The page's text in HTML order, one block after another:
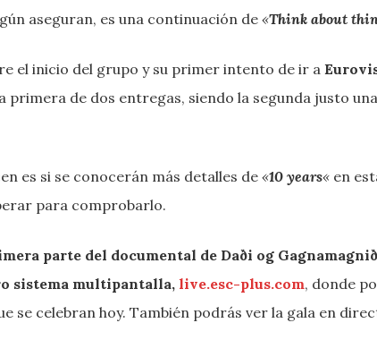
aseguran, es una continuación de «Think about
el inicio del grupo y su primer intento de ir a
primera de dos entregas, siendo la segunda justo
es si se conocerán más detalles de «10 years« en
para comprobarlo.
parte del documental de Daði og Gagnamagnið
sistema multipantalla, live.esc-plus.com, donde
se celebran hoy. También podrás ver la gala en